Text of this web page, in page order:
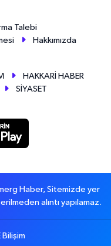
Talebi
Hakkımızda
HAKKARİ HABER
SİYASET
Haber, Sitemizde yer
alıntı yapılamaz.
Bilişim